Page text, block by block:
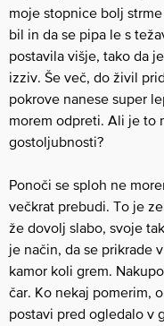
moje stopnice bolj
bil in da se pipa le s
postavila višje, tako da
izziv. Še več, do živil
pokrove nanese super
morem odpreti. Ali je to
gostoljubnosti?
Ponoči se sploh ne
večkrat prebudi. To je
že dovolj slabo, svoje
je način, da se prikrade
kamor koli grem.
čar. Ko nekaj pomerim,
postavi pred ogledalo v